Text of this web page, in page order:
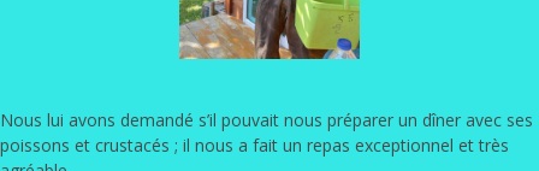
Nous lui avons demandé s’il pouvait nous préparer un dîner avec ses
poissons et crustacés ; il nous a fait un repas exceptionnel et très